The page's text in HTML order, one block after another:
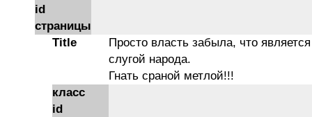
id
страницы
Title
Просто власть забыла, что является
слугой народа.
Гнать сраной метлой!!!
класс
id